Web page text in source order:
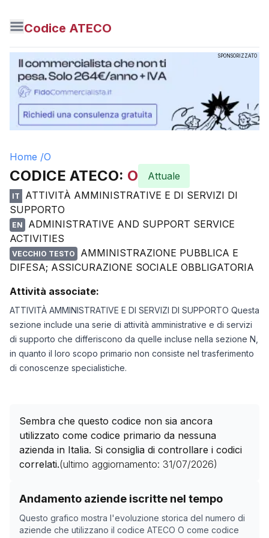
Codice ATECO
SPONSORIZZATO
Home /O
CODICE ATECO: O Attuale
IT
ATTIVITÀ AMMINISTRATIVE E DI SERVIZI DI
SUPPORTO
EN
ADMINISTRATIVE AND SUPPORT SERVICE
ACTIVITIES
VECCHIO TESTO
AMMINISTRAZIONE PUBBLICA E
DIFESA; ASSICURAZIONE SOCIALE OBBLIGATORIA
Attività associate:
ATTIVITÀ AMMINISTRATIVE E DI SERVIZI DI SUPPORTO Questa
sezione include una serie di attività amministrative e di servizi
di supporto che differiscono da quelle incluse nella sezione N,
in quanto il loro scopo primario non consiste nel trasferimento
di conoscenze specialistiche.
Sembra che questo codice non sia ancora
utilizzato come codice primario da nessuna
azienda in Italia. Si consiglia di controllare i codici
correlati.(ultimo aggiornamento: 31/07/2026)
Andamento aziende iscritte nel tempo
Questo grafico mostra l'evoluzione storica del numero di
aziende che utilizzano il codice ATECO O come codice
Storico numero di aziende con codice ATECO
Data rilevazione
Numero
19/04/2025
0